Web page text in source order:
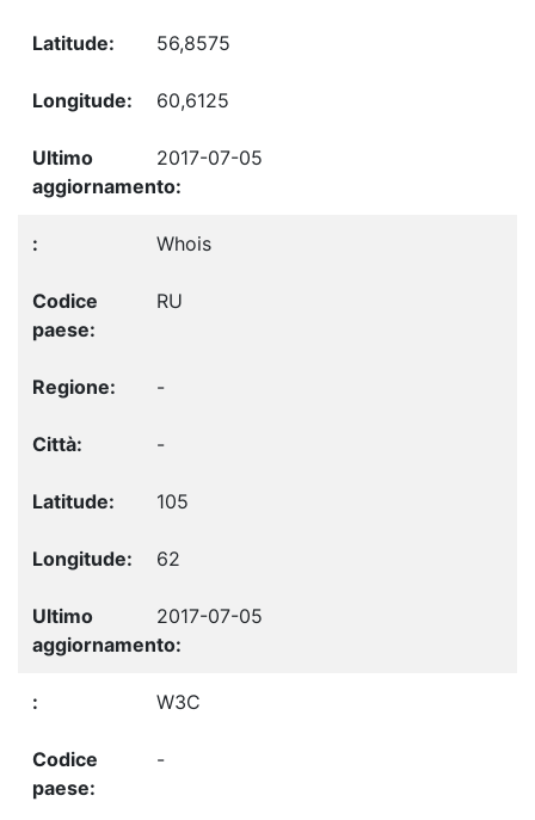
56,8575
60,6125
2017-07-05
Whois
RU
-
-
105
62
2017-07-05
W3C
-